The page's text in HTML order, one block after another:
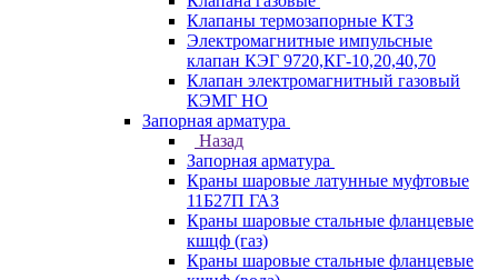
Клапаны термозапорные КТЗ
Электромагнитные импульсные
клапан КЭГ 9720,КГ-10,20,40,70
Клапан электромагнитный газовый
КЭМГ НО
Запорная арматура
Назад
Запорная арматура
Краны шаровые латунные муфтовые
11Б27П ГАЗ
Краны шаровые стальные фланцевые
кшцф (газ)
Краны шаровые стальные фланцевые